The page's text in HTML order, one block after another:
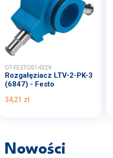
OT-FESTO014329
Rozgałęziacz LTV-2-PK-3
(6847) - Festo
34,21 zł
Nowości